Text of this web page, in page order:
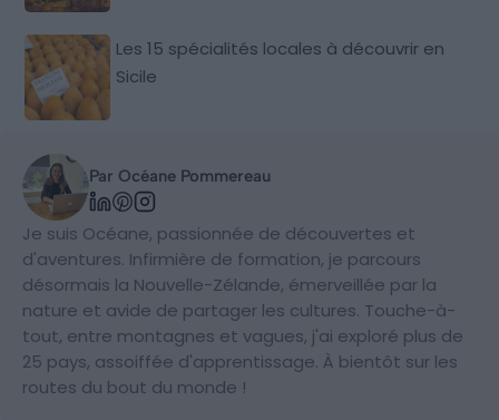
Les 15 spécialités locales à découvrir en
Sicile
Par Océane Pommereau
Je suis Océane, passionnée de découvertes et
d'aventures. Infirmière de formation, je parcours
désormais la Nouvelle-Zélande, émerveillée par la
nature et avide de partager les cultures. Touche-à-
tout, entre montagnes et vagues, j'ai exploré plus de
25 pays, assoiffée d'apprentissage. À bientôt sur les
routes du bout du monde !